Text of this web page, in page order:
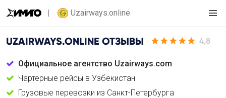
Uzairways.online
UZAIRWAYS.ONLINE ОТЗЫВЫ 4,8
Официальное агентство Uzairways.com
Чартерные рейсы в Узбекистан
Грузовые перевозки из Санкт-Петербурга